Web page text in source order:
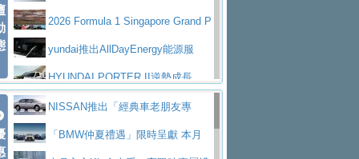
五位成員 全新 RANGE ROVER GT 預告登
場
造型華麗時尚、科技座艙再進化，P
eugeot 208小改款發表上市94.8萬起
／小時
返 1000 Miglia 傳承競速榮耀
法拉利首款純電跑車Luce亮相，最
大馬力超過1000匹並具備530公里最大續航
里程
小車大空間、座艙科技更先進，SK
ODA發表全新純電跨界休旅Eipq祭平民化車
價89萬起
賓士AMG.EA專屬平台首作，Merc
edes-AMG 全新GT 4-Door Coupe全球首發
福斯推出首款GTI純電性能掀背ID.
Polo GTI，擁有226匹馬力和零百加速 6.8
Jaguar 公布四門 GT車款正式車名
o 綜效輸出增至1,048匹
2026 Formula 1 Singapore Grand P
rix 新加坡大獎賽 Audi 極速之旅開放報名
yundai推出AllDayEnergy能源服
務 讓電動車化身行動儲能系統
HYUNDAI PORTER II逆勢成長，
勇奪中型貨車銷售冠軍
父親節霸氣獻禮！PGO 威力125 最
低入手價 $60,900 起 省油ｘ安全ｘ大空間
福斯商旅挺頭家 推出「德系質感 精
NISSAN推出「經典車老朋友專
案」 以匠人精神煥新珍品座駕
「BMW仲夏禮遇」限時呈獻 本月